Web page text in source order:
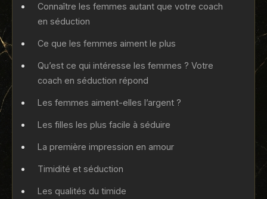
Connaître les femmes autant que votre coach
en séduction
Ce que les femmes aiment le plus
Qu’est ce qui intéresse les femmes ? Votre
coach en séduction répond
Les femmes aiment-elles l’argent ?
Les filles les plus facile à séduire
La première impression en amour
Timidité et séduction
Les qualités du timide